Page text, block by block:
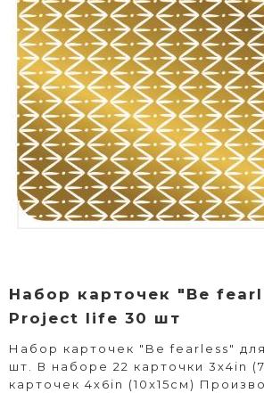
Набор карточек "Be
Project life 30 шт
Набор карточек "Be fearless"
шт. В наборе 22 карточки 3х4in
карточек 4х6in (10x15см)